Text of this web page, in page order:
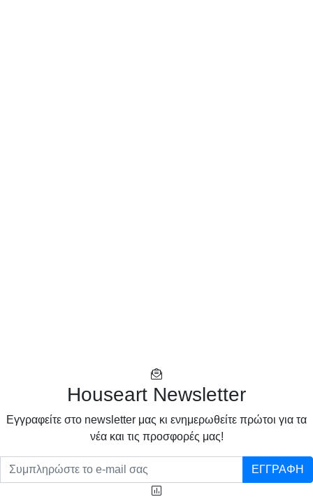
Houseart Newsletter
Eγγραφείτε στο newsletter μας κι ενημερωθείτε πρώτοι για τα
νέα και τις προσφορές μας!
ΕΓΓΡΑΦΗ